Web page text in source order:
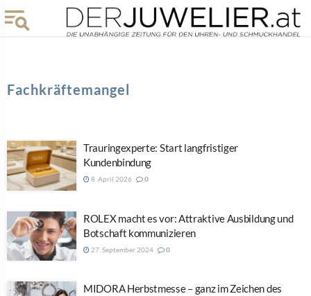
Fachkräftemangel
Trauringexperte: Start langfristiger
Kundenbindung
8. April 2026 0
ROLEX macht es vor: Attraktive Ausbildung und
Botschaft kommunizieren
27. September 2024 0
MIDORA Herbstmesse – ganz im Zeichen des